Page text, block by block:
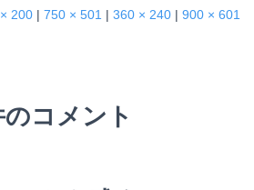
200 | 750 × 501 | 360 × 240 | 900 × 601
のコメント